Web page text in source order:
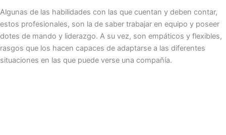
Algunas de las habilidades con las que cuentan y deben contar,
estos profesionales, son la de saber trabajar en equipo y poseer
dotes de mando y liderazgo. A su vez, son empáticos y flexibles,
rasgos que los hacen capaces de adaptarse a las diferentes
situaciones en las que puede verse una compañía.